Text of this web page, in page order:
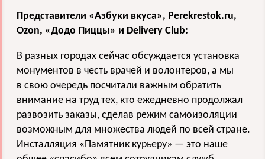
Представители «Азбуки вкуса», Perekrestok.ru,
Ozon, «Додо Пиццы» и Delivery Club:
В разных городах сейчас обсуждается установка
монументов в честь врачей и волонтеров, а мы
в свою очередь посчитали важным обратить
внимание на труд тех, кто ежедневно продолжал
развозить заказы, сделав режим самоизоляции
возможным для множества людей по всей стране.
Инсталляция «Памятник курьеру» — это наше